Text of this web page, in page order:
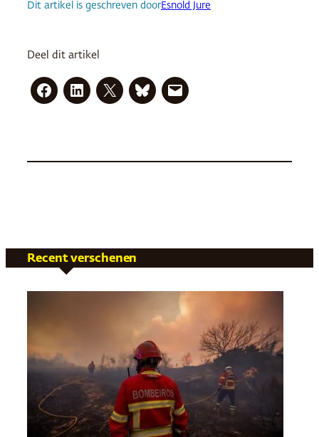
Dit artikel is geschreven doorEsnold Jure
Deel dit artikel
Recent verschenen